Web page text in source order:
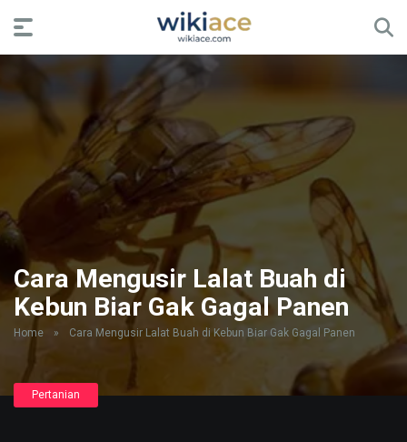
Cara Mengusir Lalat Buah di
Kebun Biar Gak Gagal Panen
Home » Cara Mengusir Lalat Buah di Kebun Biar Gak Gagal Panen
Pertanian